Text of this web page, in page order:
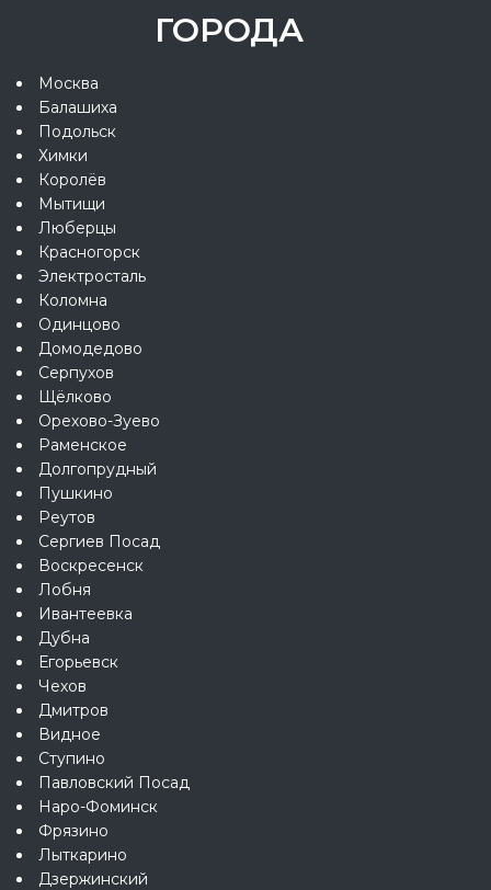
ГОРОДА
Москва
Балашиха
Подольск
Химки
Королёв
Мытищи
Люберцы
Красногорск
Электросталь
Коломна
Одинцово
Домодедово
Серпухов
Щёлково
Орехово-Зуево
Раменское
Долгопрудный
Пушкино
Реутов
Сергиев Посад
Воскресенск
Лобня
Ивантеевка
Дубна
Егорьевск
Чехов
Дмитров
Видное
Ступино
Павловский Посад
Наро-Фоминск
Фрязино
Лыткарино
Дзержинский